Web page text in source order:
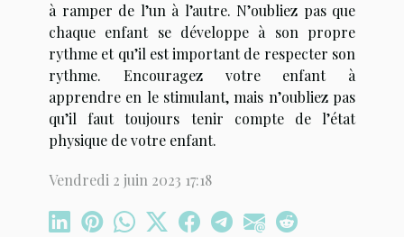
à ramper de l’un à l’autre. N’oubliez pas que
chaque enfant se développe à son propre
rythme et qu’il est important de respecter son
rythme. Encouragez votre enfant à
apprendre en le stimulant, mais n’oubliez pas
qu’il faut toujours tenir compte de l’état
physique de votre enfant.
Vendredi 2 juin 2023 17:18